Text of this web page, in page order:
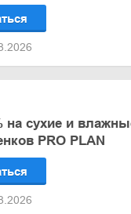
на сухие и
PRO PLAN